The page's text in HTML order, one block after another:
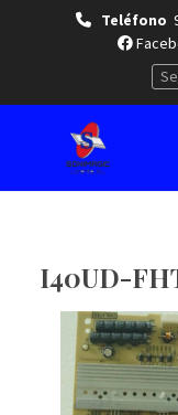
Teléfono
I40UD-